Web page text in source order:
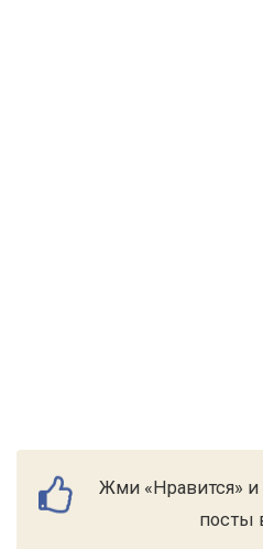
Жми «Нравится» и
посты